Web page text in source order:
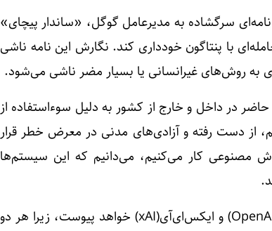
به ۶۰۰ کارمند گوگل نامه‌ای سرگشاده به مدیرعامل گوگل، «ساندار پیچای»
با پنتاگون خودداری کند. نگارش این نامه ناشی
به روش‌های غیرانسانی یا بسیار مضر ناشی می‌شود.
در داخل و خارج از کشور به دلیل سوءاستفاده از
از دست رفته و آزادی‌های مدنی در معرض خطر قرار
مصنوعی کار می‌کنیم، می‌دانیم که این سیستم‌ها
گوگل در این تلاش به شرکت‌های اوپن‌ای‌آی(OpenAI) و ایکس‌ای‌آی(xAI) خواهد پیوست، زیرا هر دو